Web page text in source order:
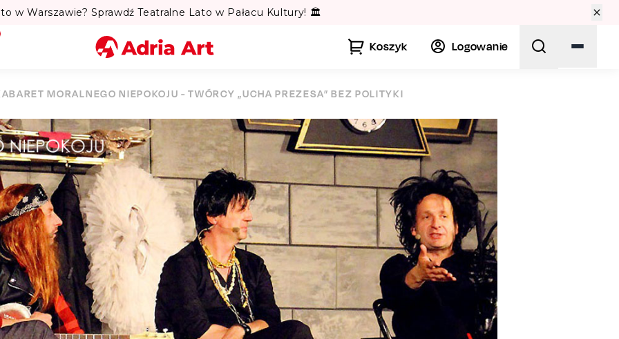
w Warszawie? Sprawdź Teatralne Lato w Pałacu Kultury! 🏛️
Koszyk Logowanie
Miasto
Kategoria
Szukaj
MORALNEGO NIEPOKOJU - TWÓRCY „UCHA PREZESA” BEZ POLITYKI